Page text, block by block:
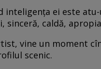
inteligenţa ei este
sinceră, caldă,
vine un moment
scenic.